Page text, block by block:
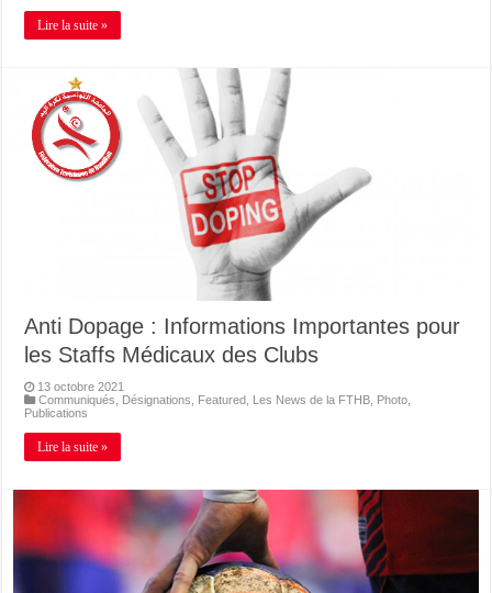
Lire la suite »
Anti Dopage : Informations Importantes pour
les Staffs Médicaux des Clubs
13 octobre 2021
Communiqués
Désignations Featured Les News de la FTHB Photo
Publications
Lire la suite »